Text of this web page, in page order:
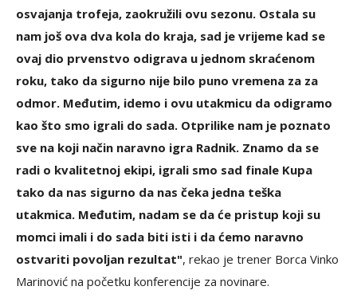
osvajanja trofeja, zaokružili ovu sezonu. Ostala su
nam još ova dva kola do kraja, sad je vrijeme kad se
ovaj dio prvenstvo odigrava u jednom skraćenom
roku, tako da sigurno nije bilo puno vremena za za
odmor. Međutim, idemo i ovu utakmicu da odigramo
kao što smo igrali do sada. Otprilike nam je poznato
sve na koji način naravno igra Radnik. Znamo da se
radi o kvalitetnoj ekipi, igrali smo sad finale Kupa
tako da nas sigurno da nas čeka jedna teška
utakmica. Međutim, nadam se da će pristup koji su
momci imali i do sada biti isti i da ćemo naravno
ostvariti povoljan rezultat", rekao je trener Borca Vinko
Marinović na početku konferencije za novinare.